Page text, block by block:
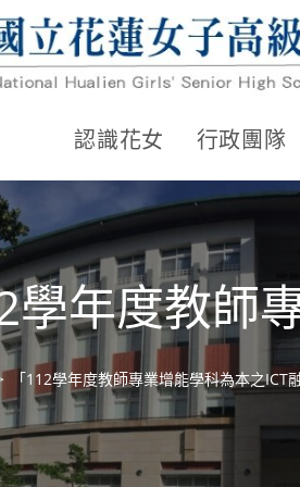
認識花女 行政團隊
學年度教師
「112學年度教師專業增能學科為本之ICT